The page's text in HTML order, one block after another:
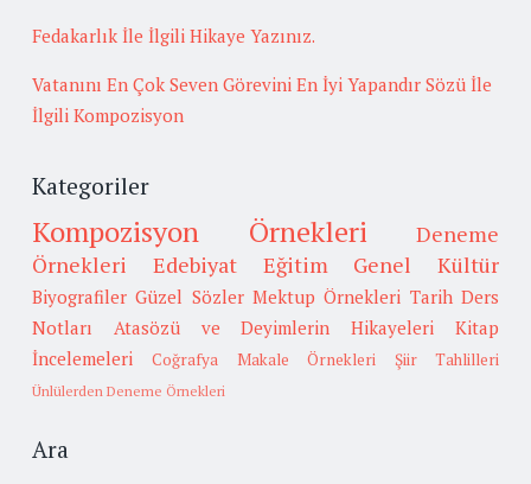
Fedakarlık İle İlgili Hikaye Yazınız.
Vatanını En Çok Seven Görevini En İyi Yapandır Sözü İle
İlgili Kompozisyon
Kategoriler
Kompozisyon Örnekleri
Deneme
Örnekleri
Edebiyat Eğitim Genel Kültür
Biyografiler Güzel Sözler Mektup Örnekleri Tarih Ders
Notları
Atasözü ve Deyimlerin Hikayeleri
Kitap
İncelemeleri
Coğrafya Makale Örnekleri Şiir Tahlilleri
Ünlülerden Deneme Örnekleri
Ara